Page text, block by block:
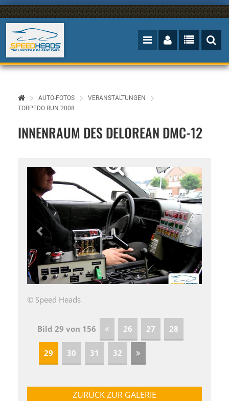
AUTO-FOTOS
VERANSTALTUNGEN
TORPEDO RUN 2008
INNENRAUM DES DELOREAN DMC-12
© Speed Heads
Bild 29 von 156 26 27 28
29 30 31 32
ZURÜCK ZUR GALERIE